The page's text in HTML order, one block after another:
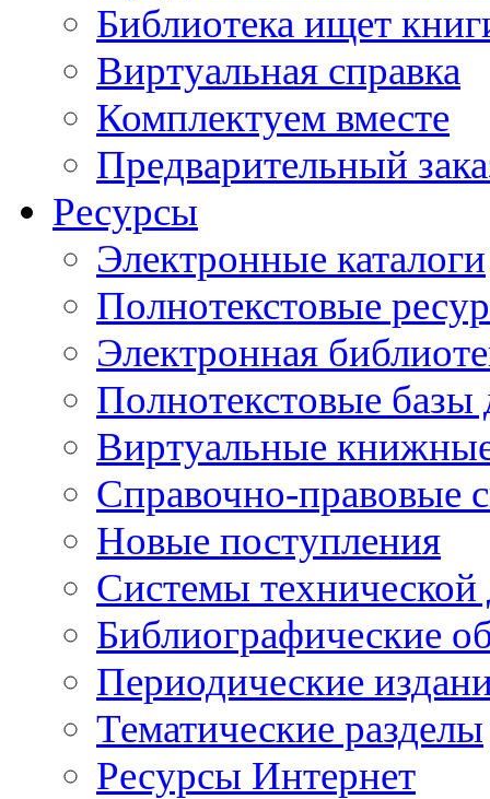
Библиотека ищет
Виртуальная справка
Комплектуем вместе
Предварительный
Ресурсы
Электронные каталоги
Полнотекстовые
Электронная
Полнотекстовые
Виртуальные
Справочно-правовые
Новые поступления
Cистемы
Библиографические
Периодические
Тематические разделы
Ресурсы Интернет